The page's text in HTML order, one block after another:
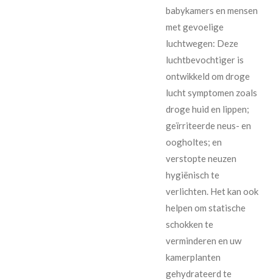
babykamers en mensen
met gevoelige
luchtwegen: Deze
luchtbevochtiger is
ontwikkeld om droge
lucht symptomen zoals
droge huid en lippen;
geïrriteerde neus- en
oogholtes; en
verstopte neuzen
hygiënisch te
verlichten. Het kan ook
helpen om statische
schokken te
verminderen en uw
kamerplanten
gehydrateerd te